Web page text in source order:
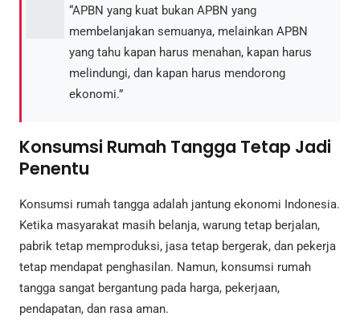
“APBN yang kuat bukan APBN yang
membelanjakan semuanya, melainkan APBN
yang tahu kapan harus menahan, kapan harus
melindungi, dan kapan harus mendorong
ekonomi.”
Konsumsi Rumah Tangga Tetap Jadi
Penentu
Konsumsi rumah tangga adalah jantung ekonomi Indonesia.
Ketika masyarakat masih belanja, warung tetap berjalan,
pabrik tetap memproduksi, jasa tetap bergerak, dan pekerja
tetap mendapat penghasilan. Namun, konsumsi rumah
tangga sangat bergantung pada harga, pekerjaan,
pendapatan, dan rasa aman.